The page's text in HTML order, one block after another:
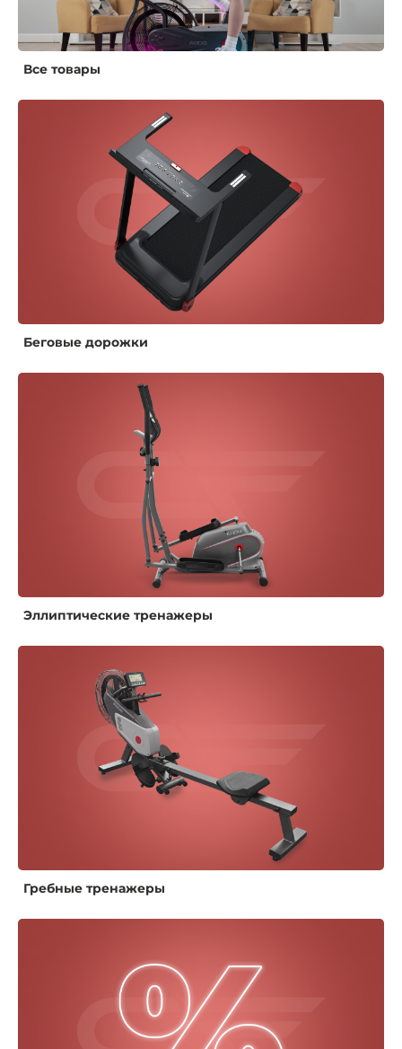
Все товары
Беговые дорожки
Эллиптические тренажеры
Гребные тренажеры